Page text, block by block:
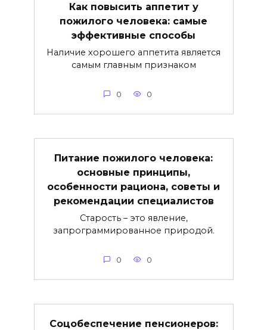
Как повысить аппетит у
пожилого человека: самые
эффективные способы
Наличие хорошего аппетита является
самым главным признаком
0 0
Питание пожилого человека:
основные принципы,
особенности рациона, советы и
рекомендации специалистов
Старость – это явление,
запрограммированное природой.
0 0
Соцобеспечение пенсионеров: